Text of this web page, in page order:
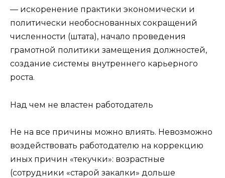
— искоренение практики экономически и
политически необоснованных сокращений
численности (штата), начало проведения
грамотной политики замещения должностей,
создание системы внутреннего карьерного
роста.
Над чем не властен работодатель
Не на все причины можно влиять. Невозможно
воздействовать работодателю на коррекцию
иных причин «текучки»: возрастные
(сотрудники «старой закалки» дольше